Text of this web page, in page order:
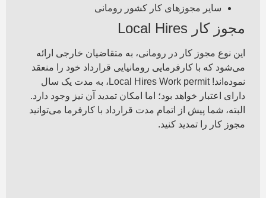
سایر مجوزهای کار کشور رومانی
مجوز کار Local Hires
این نوع مجوز کار در رومانی، به متقاضیان خارجی ارائه
می‌شود که با کارفرمایی رومانیایی قرارداد خود را منعقد
نموده‌اند! Local Hires Work permit، به مدت یک سال
دارای اعتبار خواهد بود؛ اما امکان تمدید آن نیز وجود دارد.
البته، شما پیش از اتمام مدت قرارداد با کارفرما می‌توانید
مجوز کار را تمدید کنید.